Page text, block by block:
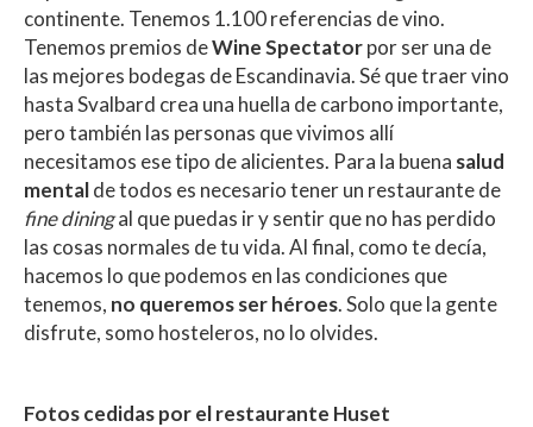
continente. Tenemos 1.100 referencias de vino.
Tenemos premios deWine Spectatorpor ser una de
las mejores bodegas de Escandinavia. Sé que traer vino
hasta Svalbard crea una huella de carbono importante,
pero también las personas que vivimos allí
necesitamos ese tipo de alicientes. Para la buena salud
mentalde todos es necesario tener un restaurante de
fine diningal que puedas ir y sentir que no has perdido
las cosas normales de tu vida. Al final, como te decía,
hacemos lo que podemos en las condiciones que
tenemos, no queremos ser héroes. Solo que la gente
disfrute, somo hosteleros, no lo olvides.
Fotos cedidas por el restaurante Huset